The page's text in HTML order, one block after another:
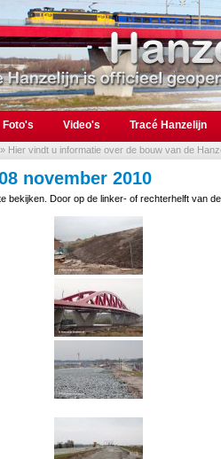
Foto's Video's Tracé Hanzelijn
» Hier vindt u informatie over de bouw van de
november 2010
bekijken. Door op de linker- of rechterhelft van